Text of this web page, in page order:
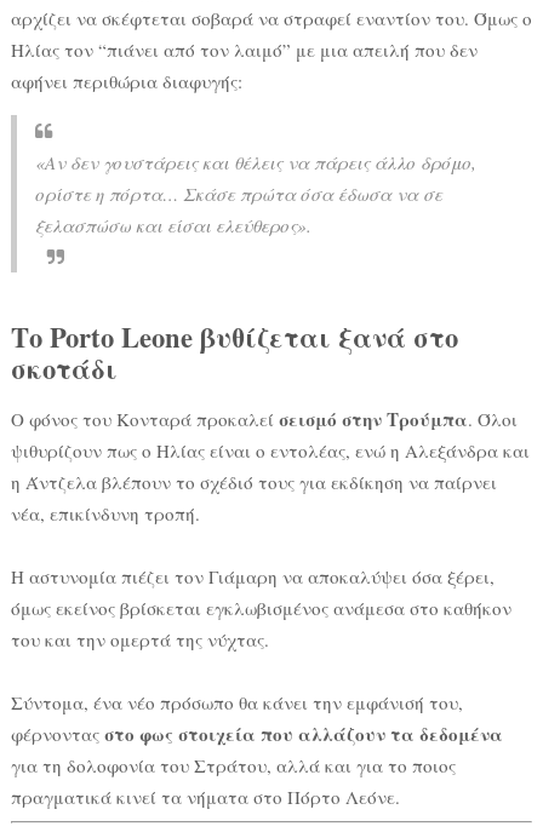
αρχίζει να σκέφτεται σοβαρά να στραφεί εναντίον του. Όμως ο
Ηλίας τον “πιάνει από τον λαιμό” με μια απειλή που δεν
αφήνει περιθώρια διαφυγής:
«Αν δεν γουστάρεις και θέλεις να πάρεις άλλο δρόμο,
ορίστε η πόρτα… Σκάσε πρώτα όσα έδωσα να σε
ξελασπώσω και είσαι ελεύθερος».
Το Porto Leone βυθίζεται ξανά στο
σκοτάδι
Ο φόνος του Κονταρά προκαλεί σεισμό στην Τρούμπα. Όλοι
ψιθυρίζουν πως ο Ηλίας είναι ο εντολέας, ενώ η Αλεξάνδρα και
η Άντζελα βλέπουν το σχέδιό τους για εκδίκηση να παίρνει
νέα, επικίνδυνη τροπή.
Η αστυνομία πιέζει τον Γιάμαρη να αποκαλύψει όσα ξέρει,
όμως εκείνος βρίσκεται εγκλωβισμένος ανάμεσα στο καθήκον
του και την ομερτά της νύχτας.
Σύντομα, ένα νέο πρόσωπο θα κάνει την εμφάνισή του,
φέρνοντας στο φως στοιχεία που αλλάζουν τα δεδομένα
για τη δολοφονία του Στράτου, αλλά και για το ποιος
πραγματικά κινεί τα νήματα στο Πόρτο Λεόνε.